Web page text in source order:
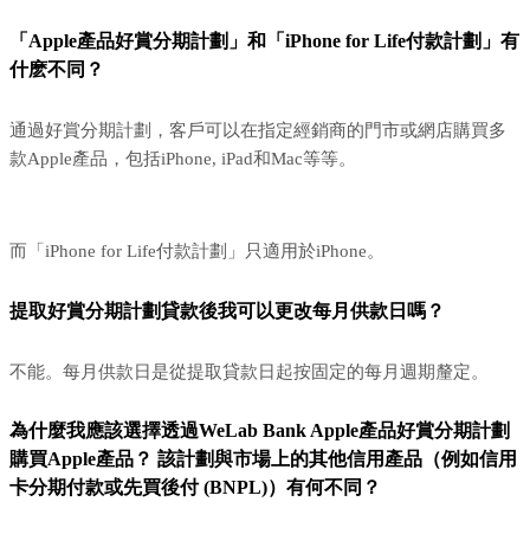
「Apple產品好賞分期計劃」和「iPhone for Life付款計劃」有
什麽不同？
通過好賞分期計劃，客戶可以在指定經銷商的門市或網店購買多
款Apple產品，包括iPhone, iPad和Mac等等。
而「iPhone for Life付款計劃」只適用於iPhone。
提取好賞分期計劃貸款後我可以更改每月供款日嗎？
不能。每月供款日是從提取貸款日起按固定的每月週期釐定。
為什麼我應該選擇透過WeLab Bank Apple產品好賞分期計劃
購買Apple產品？ 該計劃與市場上的其他信用產品（例如信用
卡分期付款或先買後付 (BNPL)）有何不同？